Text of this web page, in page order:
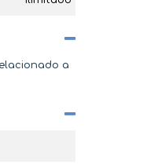
a